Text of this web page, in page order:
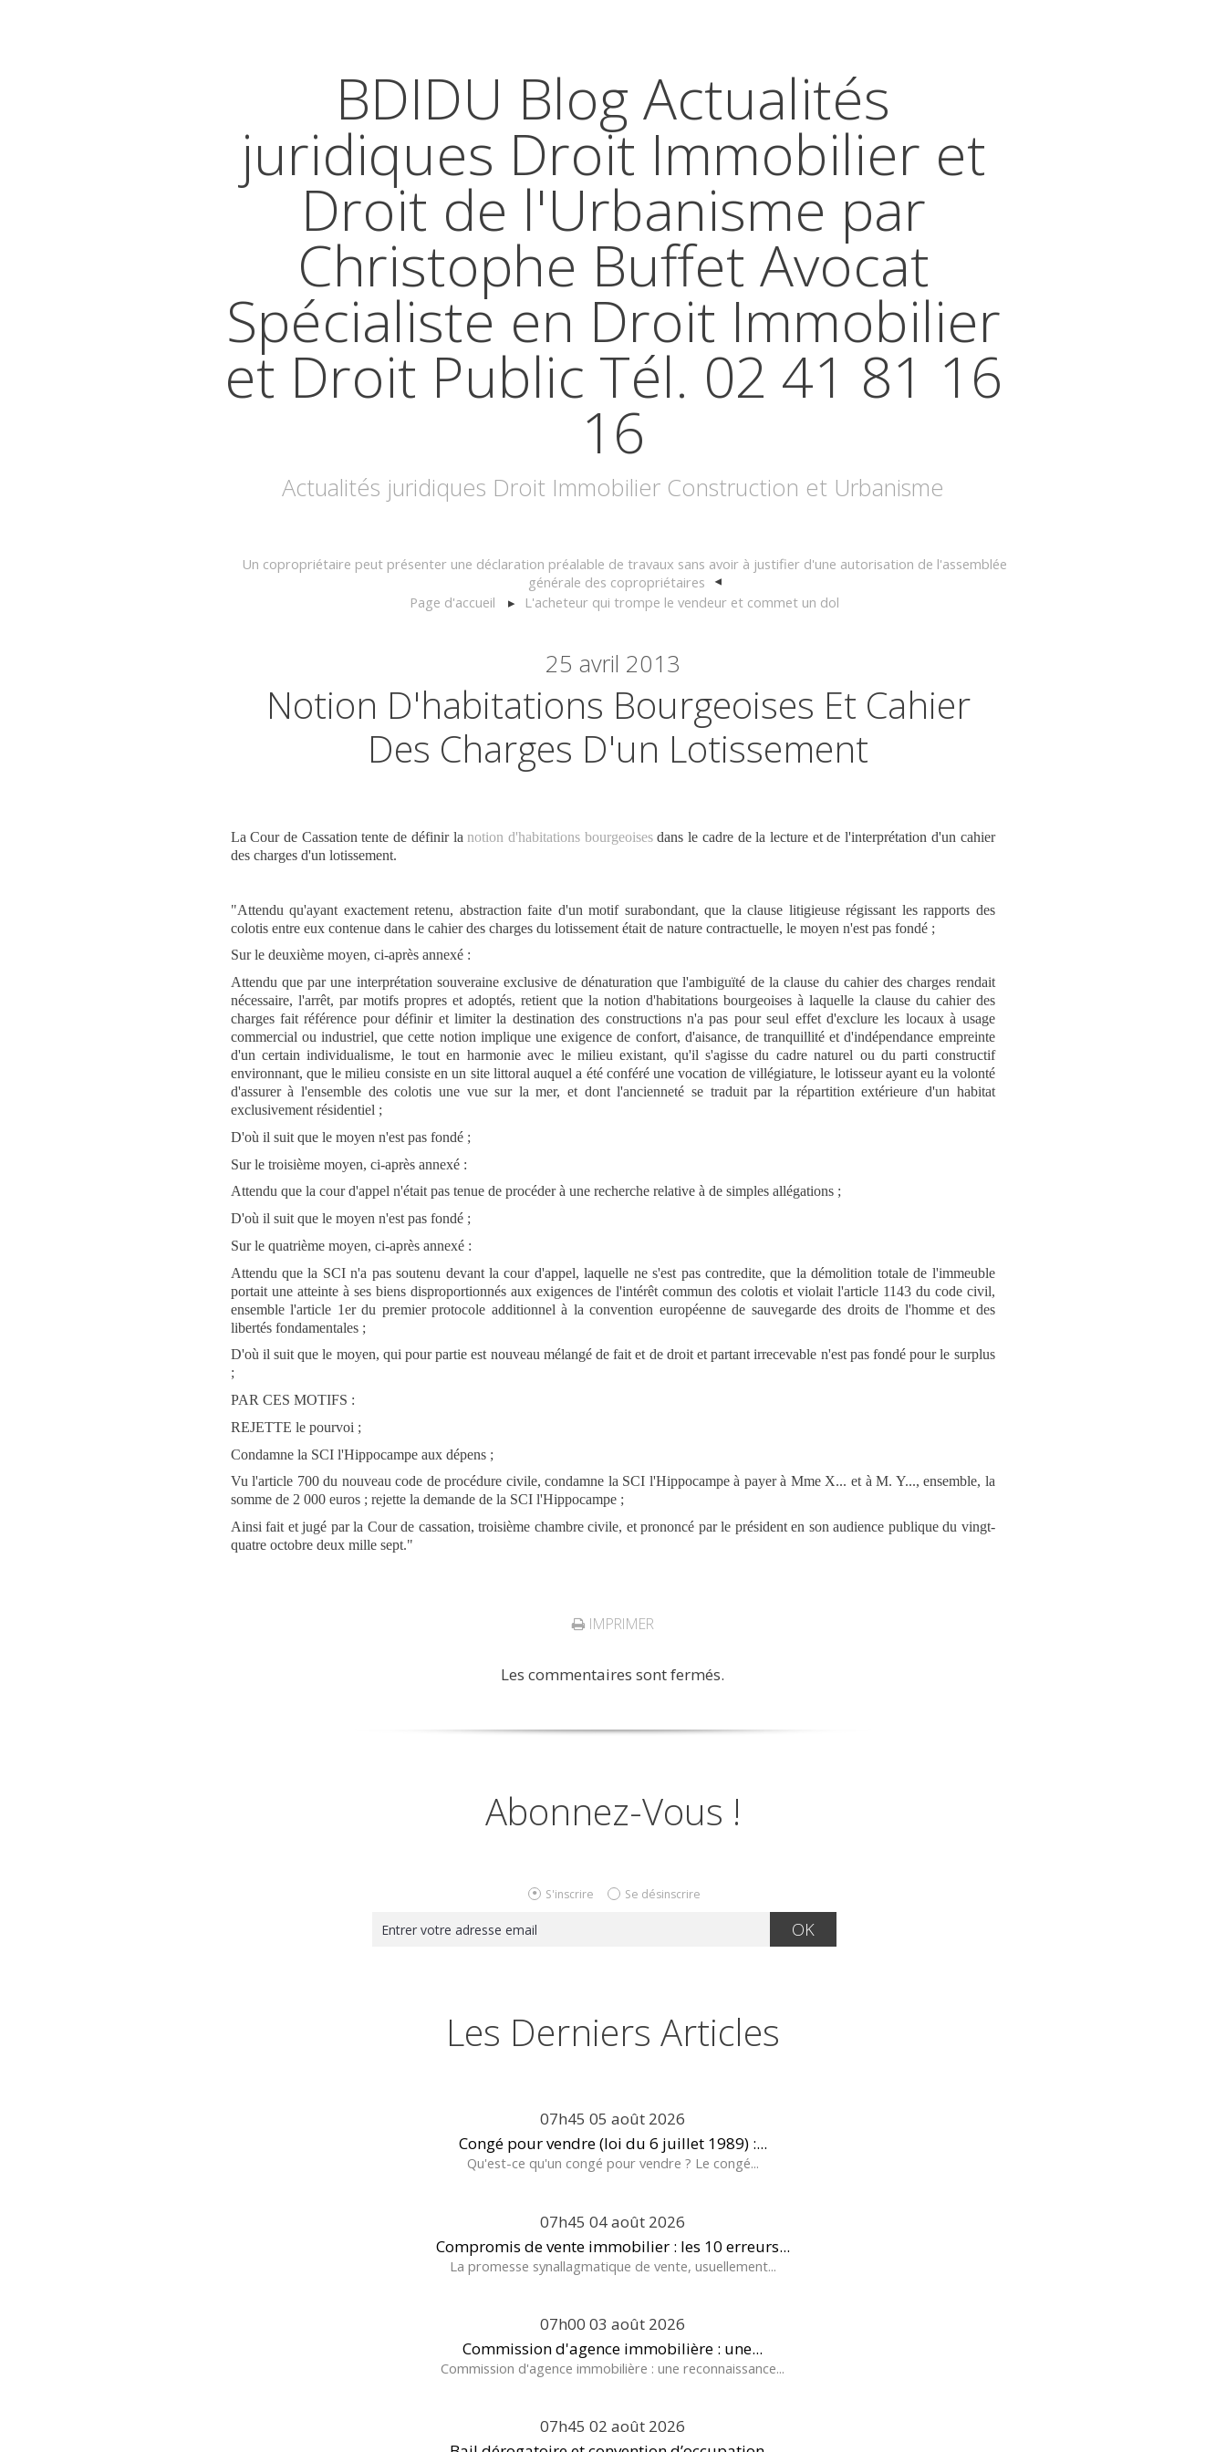
BDIDU Blog Actualités
juridiques Droit Immobilier et
Droit de l'Urbanisme par
Christophe Buffet Avocat
Spécialiste en Droit Immobilier
et Droit Public Tél. 02 41 81 16
16
Actualités juridiques Droit Immobilier Construction et Urbanisme
Un copropriétaire peut présenter une déclaration préalable de travaux sans avoir à justifier d'une autorisation de l'assemblée
générale des copropriétaires
Page d'accueil
L'acheteur qui trompe le vendeur et commet un dol
25 avril 2013
Notion D'habitations Bourgeoises Et Cahier
Des Charges D'un Lotissement
La Cour de Cassation tente de définir la notion d'habitations bourgeoisesdans le cadre de la lecture et de l'interprétation d'un cahier
des charges d'un lotissement.
"Attendu qu'ayant exactement retenu, abstraction faite d'un motif surabondant, que la clause litigieuse régissant les rapports des
colotis entre eux contenue dans le cahier des charges du lotissement était de nature contractuelle, le moyen n'est pas fondé ;
Sur le deuxième moyen, ci-après annexé :
Attendu que par une interprétation souveraine exclusive de dénaturation que l'ambiguïté de la clause du cahier des charges rendait
nécessaire, l'arrêt, par motifs propres et adoptés, retient que la notion d'habitations bourgeoises à laquelle la clause du cahier des
charges fait référence pour définir et limiter la destination des constructions n'a pas pour seul effet d'exclure les locaux à usage
commercial ou industriel, que cette notion implique une exigence de confort, d'aisance, de tranquillité et d'indépendance empreinte
d'un certain individualisme, le tout en harmonie avec le milieu existant, qu'il s'agisse du cadre naturel ou du parti constructif
environnant, que le milieu consiste en un site littoral auquel a été conféré une vocation de villégiature, le lotisseur ayant eu la volonté
d'assurer à l'ensemble des colotis une vue sur la mer, et dont l'ancienneté se traduit par la répartition extérieure d'un habitat
exclusivement résidentiel ;
D'où il suit que le moyen n'est pas fondé ;
Sur le troisième moyen, ci-après annexé :
Attendu que la cour d'appel n'était pas tenue de procéder à une recherche relative à de simples allégations ;
D'où il suit que le moyen n'est pas fondé ;
Sur le quatrième moyen, ci-après annexé :
Attendu que la SCI n'a pas soutenu devant la cour d'appel, laquelle ne s'est pas contredite, que la démolition totale de l'immeuble
portait une atteinte à ses biens disproportionnés aux exigences de l'intérêt commun des colotis et violait l'article 1143 du code civil,
ensemble l'article 1er du premier protocole additionnel à la convention européenne de sauvegarde des droits de l'homme et des
libertés fondamentales ;
D'où il suit que le moyen, qui pour partie est nouveau mélangé de fait et de droit et partant irrecevable n'est pas fondé pour le surplus
;
PAR CES MOTIFS :
REJETTE le pourvoi ;
Condamne la SCI l'Hippocampe aux dépens ;
Vu l'article 700 du nouveau code de procédure civile, condamne la SCI l'Hippocampe à payer à Mme X... et à M. Y..., ensemble, la
somme de 2 000 euros ; rejette la demande de la SCI l'Hippocampe ;
Ainsi fait et jugé par la Cour de cassation, troisième chambre civile, et prononcé par le président en son audience publique du vingt-
quatre octobre deux mille sept."
IMPRIMER
Les commentaires sont fermés.
Abonnez-Vous !
S'inscrire Se désinscrire
Les Derniers Articles
07h45 05 août 2026
Congé pour vendre (loi du 6 juillet 1989) :...
Qu'est-ce qu'un congé pour vendre ? Le congé...
07h45 04août 2026
Compromis de vente immobilier : les 10 erreurs...
La promesse synallagmatique de vente, usuellement...
07h00 03 août 2026
Commission d'agence immobilière : une...
Commission d'agence immobilière : une reconnaissance...
07h45 02 août 2026